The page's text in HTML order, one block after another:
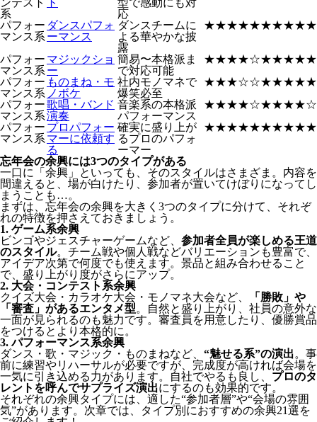
ンテスト
系
ト
型で感動にも対
応
パフォー
マンス系
ダンスパフォ
ーマンス
ダンスチームに
よる華やかな披
露
★★★★★★★★★★
パフォー
マンス系
マジックショ
ー
簡易〜本格派ま
で対応可能
★★★★☆★★★★★
パフォー
マンス系
ものまね・モ
ノボケ
社内モノマネで
爆笑必至
★★★☆☆★★★★★
パフォー
マンス系
歌唱・バンド
演奏
音楽系の本格派
パフォーマンス
★★★★☆★★★★☆
パフォー
マンス系
プロパフォー
マーに依頼す
る
確実に盛り上が
るプロのパフォ
ーマー
★★★★★★★★★★
忘年会の余興には3つのタイプがある
一口に「余興」といっても、そのスタイルはさまざま。内容を
間違えると、場が白けたり、参加者が置いてけぼりになってし
まうことも…。
まずは、忘年会の余興を大きく3つのタイプに分けて、それぞ
れの特徴を押さえておきましょう。
1. ゲーム系余興
ビンゴやジェスチャーゲームなど、 参加者全員が楽しめる王道
のスタイル。チーム戦や個人戦などバリエーションも豊富で、
アイデア次第で何度でも使えます。景品と組み合わせること
で、盛り上がり度がさらにアップ。
2. 大会・コンテスト系余興
クイズ大会・カラオケ大会・モノマネ大会など、
「勝敗」や
「審査」があるエンタメ型。自然と盛り上がり、社員の意外な
一面が見られるのも魅力です。審査員を用意したり、優勝賞品
をつけるとより本格的に。
3. パフォーマンス系余興
ダンス・歌・マジック・ものまねなど、 “魅せる系”の演出。事
前に練習やリハーサルが必要ですが、完成度が高ければ会場を
一気に引き込める力があります。自社でやるも良し、 プロのタ
レントを呼んでサプライズ演出にするのも効果的です。
それぞれの余興タイプには、適した“参加者層”や“会場の雰囲
気”があります。次章では、タイプ別におすすめの余興21選を